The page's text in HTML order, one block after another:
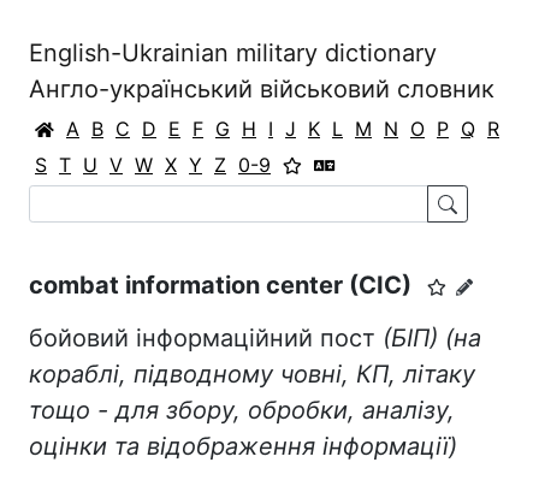
English-Ukrainian military dictionary
Англо-український військовий словник
A B C D E F G H I J K L M N O P Q R
S T U V W X Y Z 0-9
combat information center (CIC)
бойовий інформаційний пост (БІП) (на
кораблі, підводному човні, КП, літаку
тощо - для збору, обробки, аналізу,
оцінки та відображення інформації)